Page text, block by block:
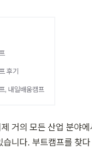
후기
, 내일배움캠프
거의 모든 산업 분야에
습니다. 부트캠프를 찾